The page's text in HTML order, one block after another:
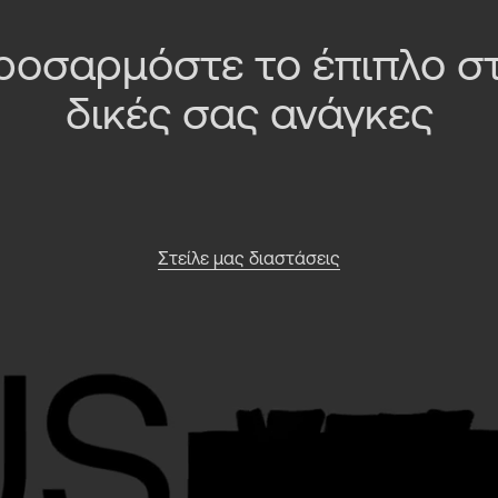
το έπιπλο
δικές σας ανάγκες
Στείλε μας διαστάσεις